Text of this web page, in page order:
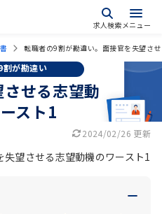
求人検索メニュー
転職者の9割が勘違い。面接官を失望さ
割が勘違い
せる志望動
スト1
2024/02/26 更新
望させる志望動機のワースト1